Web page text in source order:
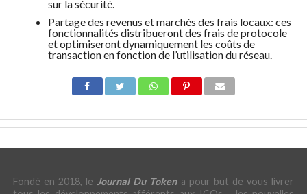
sur la sécurité.
Partage des revenus et marchés des frais locaux: ces
fonctionnalités distribueront des frais de protocole
et optimiseront dynamiquement les coûts de
transaction en fonction de l’utilisation du réseau.
Fondé en 2018, le Journal Du Tokena pour but de vous livrer